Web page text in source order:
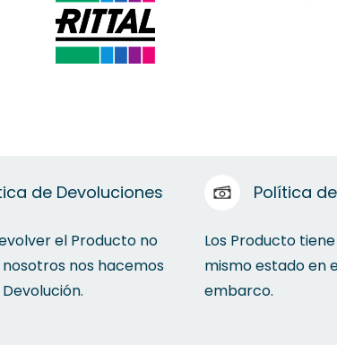
de Devoluciones
el Producto no
nos hacemos
Política
Los Producto
mismo estado en
embarco.